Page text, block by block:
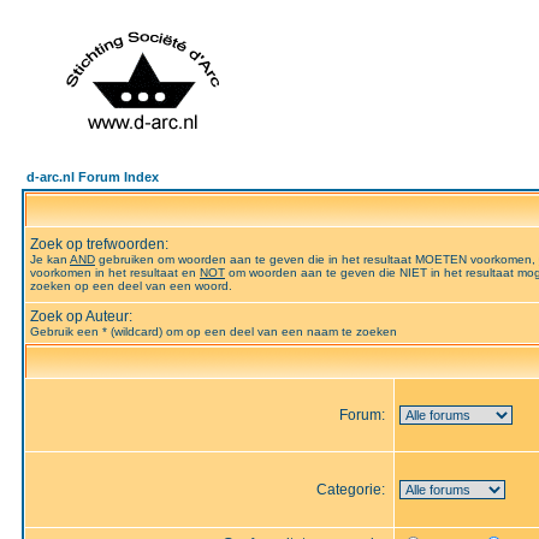
d-arc.nl Forum Index
Zoek op trefwoorden:
Je kan AND gebruiken om woorden aan te geven die in het resultaat MOETEN voorkomen,
voorkomen in het resultaat en NOT om woorden aan te geven die NIET in het resultaat
zoeken op een deel van een woord.
Zoek op Auteur:
Gebruik een * (wildcard) om op een deel van een naam te zoeken
Forum:
Categorie: